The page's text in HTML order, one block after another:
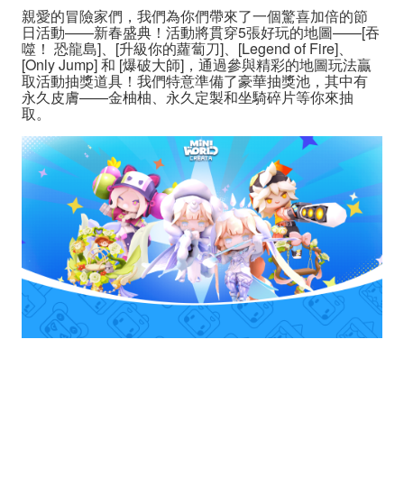
親愛的冒險家們，我們為你們帶來了一個驚喜加倍的節
日活動——新春盛典！活動將貫穿5張好玩的地圖——[吞
噬！ 恐龍島]、[升級你的蘿蔔刀]、[Legend of Fire]、
[Only Jump] 和 [爆破大師]，通過參與精彩的地圖玩法贏
取活動抽獎道具！我們特意準備了豪華抽獎池，其中有
永久皮膚——金柚柚、永久定製和坐騎碎片等你來抽
取。